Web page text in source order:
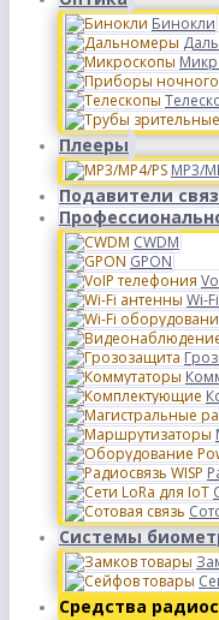
Бинокли
Плееры
MP3/
Подавители
CWDM
GPON
Wi-
Системы
Средства